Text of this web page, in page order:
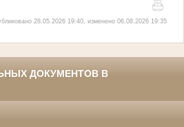
28.05.2026 19:40, изменено 06.08.2026 19:35
ДОКУМЕНТОВ В